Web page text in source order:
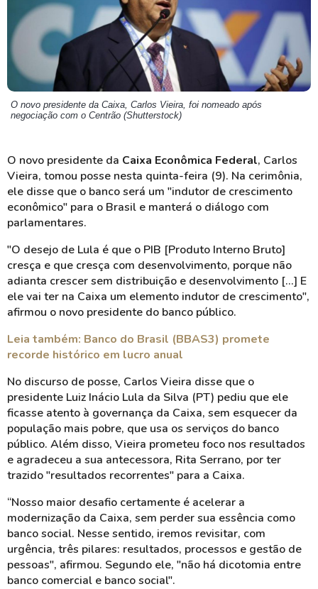
O novo presidente da Caixa, Carlos Vieira, foi nomeado após
negociação com o Centrão (Shutterstock)
O novo presidente da Caixa Econômica Federal, Carlos
Vieira, tomou posse nesta quinta-feira (9). Na cerimônia,
ele disse que o banco será um "indutor de crescimento
econômico" para o Brasil e manterá o diálogo com
parlamentares.
"O desejo de Lula é que o PIB [Produto Interno Bruto]
cresça e que cresça com desenvolvimento, porque não
adianta crescer sem distribuição e desenvolvimento [...] E
ele vai ter na Caixa um elemento indutor de crescimento",
afirmou o novo presidente do banco público.
Leia também: Banco do Brasil (BBAS3) promete
recorde histórico em lucro anual
No discurso de posse, Carlos Vieira disse que o
presidente Luiz Inácio Lula da Silva (PT) pediu que ele
ficasse atento à governança da Caixa, sem esquecer da
população mais pobre, que usa os serviços do banco
público. Além disso, Vieira prometeu foco nos resultados
e agradeceu a sua antecessora, Rita Serrano, por ter
trazido "resultados recorrentes" para a Caixa.
“Nosso maior desafio certamente é acelerar a
modernização da Caixa, sem perder sua essência como
banco social. Nesse sentido, iremos revisitar, com
urgência, três pilares: resultados, processos e gestão de
pessoas", afirmou. Segundo ele, "não há dicotomia entre
banco comercial e banco social".